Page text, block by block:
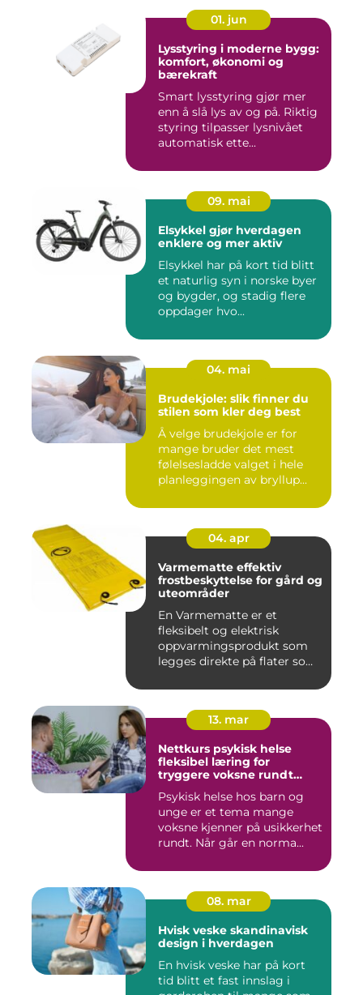
01. jun
Lysstyring i moderne bygg:
komfort, økonomi og
bærekraft
Smart lysstyring gjør mer
enn å slå lys av og på. Riktig
styring tilpasser lysnivået
automatisk ette...
09. mai
Elsykkel gjør hverdagen
enklere og mer aktiv
Elsykkel har på kort tid blitt
et naturlig syn i norske byer
og bygder, og stadig flere
oppdager hvo...
04. mai
Brudekjole: slik finner du
stilen som kler deg best
Å velge brudekjole er for
mange bruder det mest
følelsesladde valget i hele
planleggingen av bryllup...
04. apr
Varmematte effektiv
frostbeskyttelse for gård og
uteområder
En Varmematte er et
fleksibelt og elektrisk
oppvarmingsprodukt som
legges direkte på flater som
13. mar
Nettkurs psykisk helse
fleksibel læring for
tryggere voksne rundt
Psykisk helse hos barn og
unge er et tema mange
voksne kjenner på usikkerhet
rundt. Når går en norma...
08. mar
Hvisk veske skandinavisk
design i hverdagen
En hvisk veske har på kort
tid blitt et fast innslag i